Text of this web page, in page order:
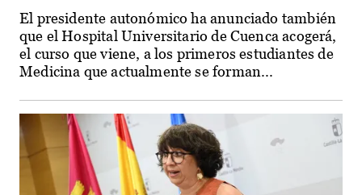
El presidente autonómico ha anunciado también
que el Hospital Universitario de Cuenca acogerá,
el curso que viene, a los primeros estudiantes de
Medicina que actualmente se forman...